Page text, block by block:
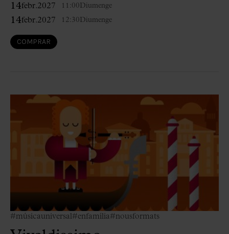
14febr.2027 11:00Diumenge
14febr.2027 12:30Diumenge
COMPRAR
#músicauniversal #enfamília#nousformats